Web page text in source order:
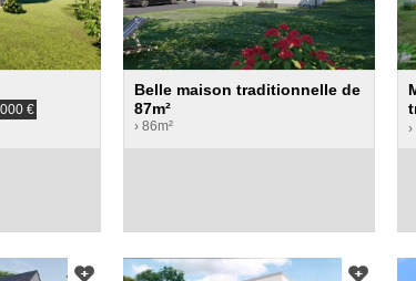
€
Belle maison traditionnelle de
87m²
› 86m²